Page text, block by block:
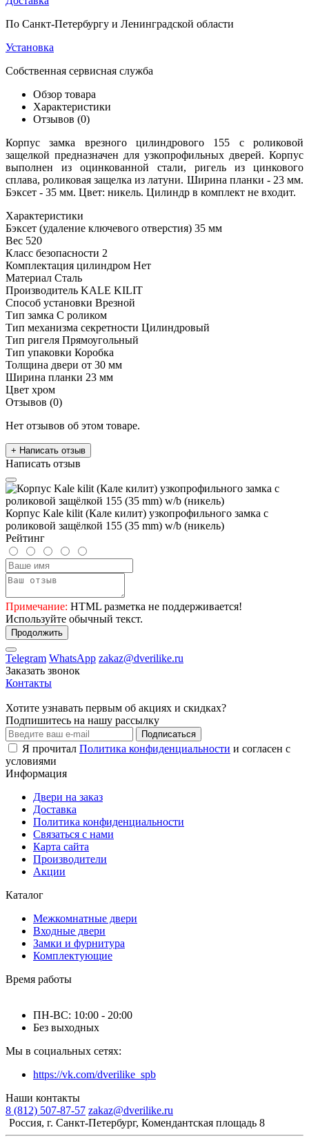
По Санкт-Петербургу и Ленинградской области
Установка
Собственная сервисная служба
Обзор товара
Характеристики
Отзывов (0)
Корпус замка врезного цилиндрового 155 с роликовой
защелкой предназначен для узкопрофильных дверей. Корпус
выполнен из оцинкованной стали, ригель из цинкового
сплава, роликовая защелка из латуни. Ширина планки - 23 мм.
Бэксет - 35 мм. Цвет: никель. Цилиндр в комплект не входит.
Характеристики
Бэксет (удаление ключевого отверстия) 35 мм
Вес 520
Класс безопасности 2
Комплектация цилиндром Нет
Материал Сталь
Производитель KALE KILIT
Способ установки Врезной
Тип замка С роликом
Тип механизма секретности Цилиндровый
Тип ригеля Прямоугольный
Тип упаковки Коробка
Толщина двери от 30 мм
Ширина планки 23 мм
Цвет хром
Отзывов (0)
Нет отзывов об этом товаре.
+ Написать отзыв
Написать отзыв
Корпус Kale kilit (Кале килит) узкопрофильного замка с
роликовой защёлкой 155 (35 mm) w/b (никель)
Рейтинг
Примечание: HTML разметка не поддерживается!
Используйте обычный текст.
Продолжить
Telegram WhatsApp zakaz@dverilike.ru
Заказать звонок
Контакты
Хотите узнавать первым об акциях и скидках?
Подпишитесь на нашу рассылку
Подписаться
Я прочитал Политика конфиденциальности и согласен с
условиями
Информация
Двери на заказ
Доставка
Политика конфиденциальности
Связаться с нами
Карта сайта
Производители
Акции
Каталог
Межкомнатные двери
Входные двери
Замки и фурнитура
Комплектующие
Время работы
ПН-ВС: 10:00 - 20:00
Без выходных
Мы в социальных сетях:
https://vk.com/dverilike_spb
Наши контакты
8 (812) 507-87-57 zakaz@dverilike.ru
Россия, г. Санкт-Петербург, Комендантская площадь 8